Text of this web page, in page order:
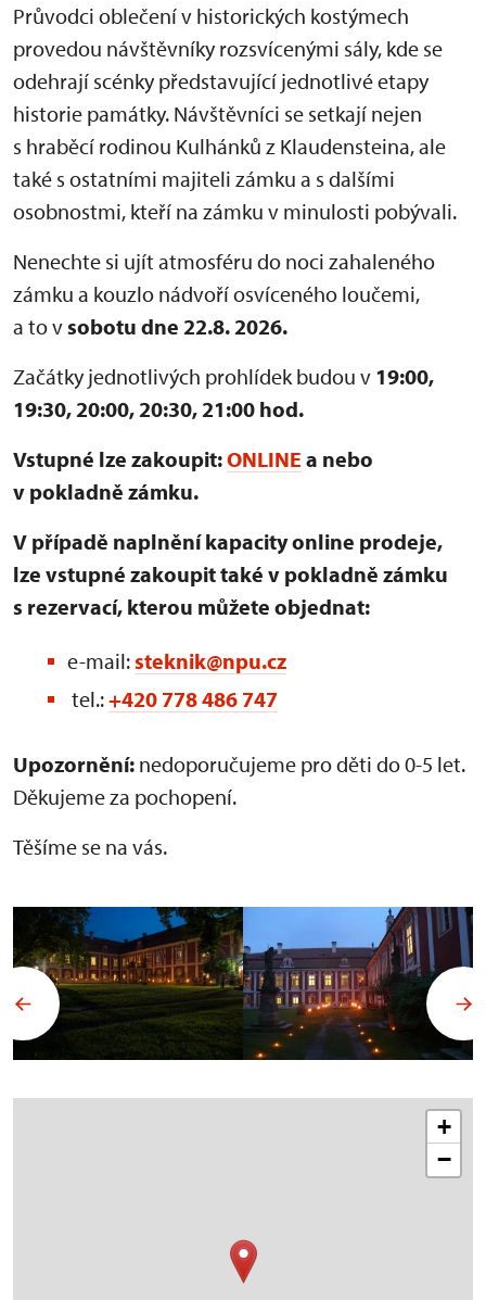
Průvodci oblečení v historických kostýmech
provedou návštěvníky rozsvícenými sály, kde se
odehrají scénky představující jednotlivé etapy
historie památky. Návštěvníci se setkají nejen
s hraběcí rodinou Kulhánků z Klaudensteina, ale
také s ostatními majiteli zámku a s dalšími
osobnostmi, kteří na zámku v minulosti pobývali.
Nenechte si ujít atmosféru do noci zahaleného
zámku a kouzlo nádvoří osvíceného loučemi,
a to vsobotu dne 22.8. 2026.
Začátky jednotlivých prohlídek budou v 19:00,
19:30, 20:00, 20:30, 21:00 hod.
Vstupné lze zakoupit:ONLINE a nebo
v pokladně zámku.
V případě naplnění kapacity online prodeje,
lze vstupné zakoupit také v pokladně zámku
s rezervací, kterou můžete objednat:
e-mail:steknik@npu.cz
tel.:+420 778 486 747
Upozornění: nedoporučujeme pro děti do 0-5 let.
Děkujeme za pochopení.
Těšíme se na vás.
+
−